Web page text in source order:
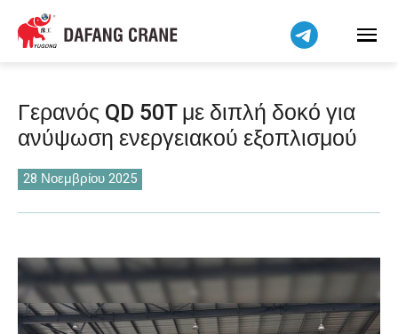
Γερανός QD 50T με διπλή δοκό για
ανύψωση ενεργειακού εξοπλισμού
28 Νοεμβρίου 2025
Bahasa Indonesia
Bahasa Melayu
বাংলা
فارسی
Pilipino
اردو
Čeština
Беларуская мова
Kiswahili